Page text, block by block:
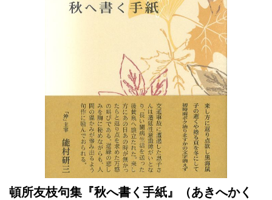
頓所友枝句集『秋へ書く手紙』（あきへかく